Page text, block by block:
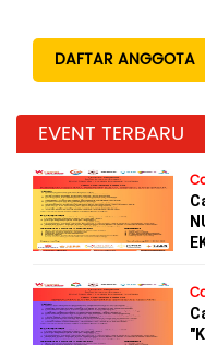
DAFTAR ANGGOTA
EVENT TERBARU